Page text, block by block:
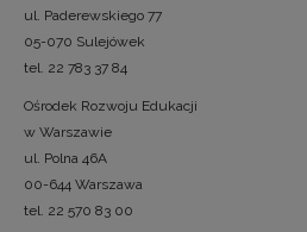
ul. Paderewskiego 77
05-070 Sulejówek
tel. 22 783 37 84
Ośrodek Rozwoju Edukacji
w Warszawie
ul. Polna 46A
00-644 Warszawa
tel. 22 570 83 00